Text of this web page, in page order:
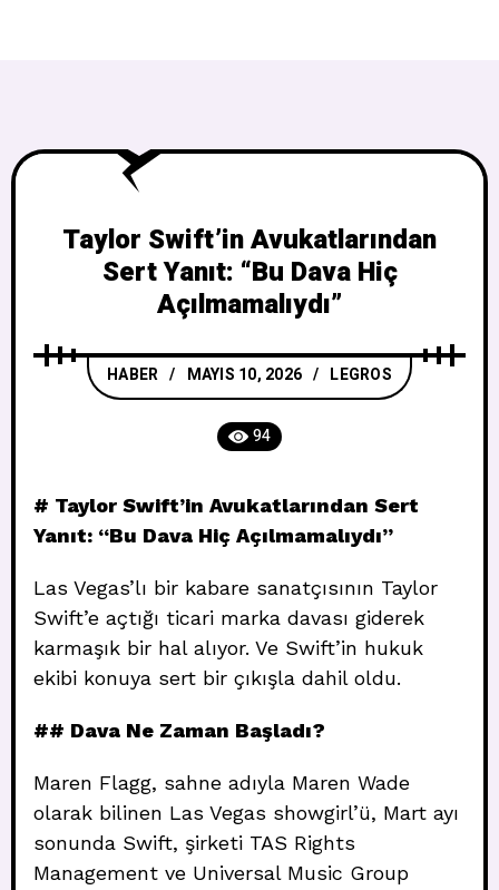
Taylor Swift’in Avukatlarından
Sert Yanıt: “Bu Dava Hiç
Açılmamalıydı”
HABER MAYIS 10, 2026 LEGROS
94
# Taylor Swift’in Avukatlarından Sert
Yanıt: “Bu Dava Hiç Açılmamalıydı”
Las Vegas’lı bir kabare sanatçısının Taylor
Swift’e açtığı ticari marka davası giderek
karmaşık bir hal alıyor. Ve Swift’in hukuk
ekibi konuya sert bir çıkışla dahil oldu.
## Dava Ne Zaman Başladı?
Maren Flagg, sahne adıyla Maren Wade
olarak bilinen Las Vegas showgirl’ü, Mart ayı
sonunda Swift, şirketi TAS Rights
Management ve Universal Music Group